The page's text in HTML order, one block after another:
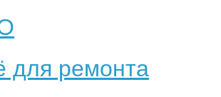
для ремонта